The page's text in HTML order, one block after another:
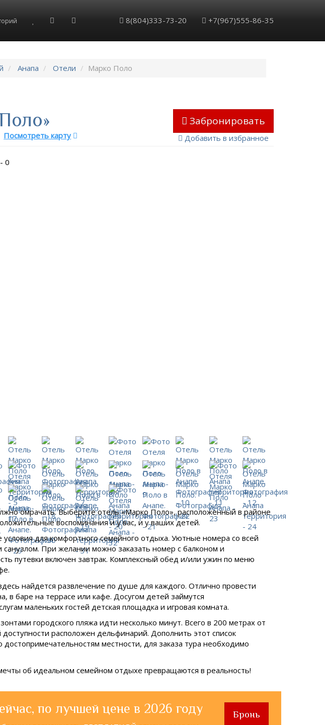
8(804)333-73-20 +7(967)555-86-35
Анапа Отели Марко Поло
Забронировать
Добавить в избранное
Посмотреть карту
омрачать. Выберите отель «Марко Поло», расположенный в районе
воспоминания и у вас, и у ваших детей.
для комфортного семейного отдыха. Уютные номера со всей
При желании можно заказать номер с балконом и
путевки включен завтрак. Комплексный обед и/или ужин по меню
найдется развлечение по душе для каждого. Отлично провести
в баре на террасе или кафе. Досугом детей займутся
маленьких гостей детская площадка и игровая комната.
городского пляжа идти несколько минут. Всего в 200 метрах от
расположен дельфинарий. Дополнить этот список
местности, для заказа тура необходимо
об идеальном семейном отдыхе превращаются в реальность!
по лучшей цене в 2026 году Бронь